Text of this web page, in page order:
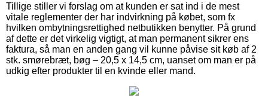
Tillige stiller vi forslag om at kunden er sat ind i de mest
vitale reglementer der har indvirkning på købet, som fx
hvilken ombytningsrettighed netbutikken benytter. På grund
af dette er det virkelig vigtigt, at man permanent sikrer ens
faktura, så man en anden gang vil kunne påvise sit køb af 2
stk. smørebræt, bøg – 20,5 x 14,5 cm, uanset om man er på
udkig efter produkter til en kvinde eller mand.